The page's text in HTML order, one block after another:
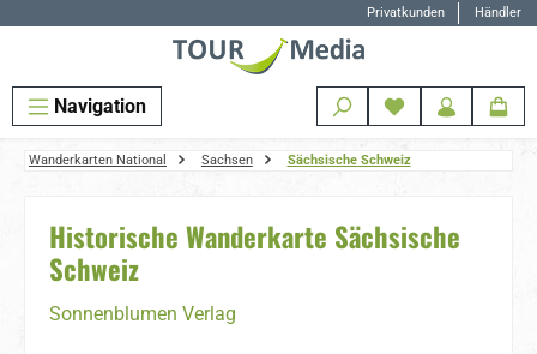
Zum Hauptinhalt springen Privatkunden Händler
Navigation
Wanderkarten National Sachsen Sächsische Schweiz
Historische Wanderkarte Sächsische
Schweiz
Sonnenblumen Verlag